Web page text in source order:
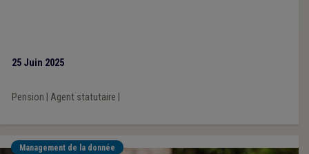
25 Juin 2025
Pension Agent statutaire
Management de la donnée